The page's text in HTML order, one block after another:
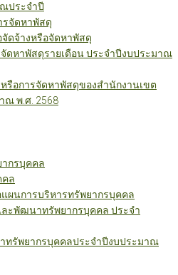
ประจำปี
รจัดหาพัสดุ
จัดจ้างหรือจัดหาพัสดุ
ดหาพัสดุรายเดือน ประจำปีงบประมาณ
รือการจัดหาพัสดุของสำนักงานเขต
ณ พ.ศ. 2568
กรบุคคล
คล
ผนการบริหารทรัพยากรบุคคล
ะพัฒนาทรัพยากรบุคคล ประจำ
ทรัพยากรบุคคลประจำปีงบประมาณ